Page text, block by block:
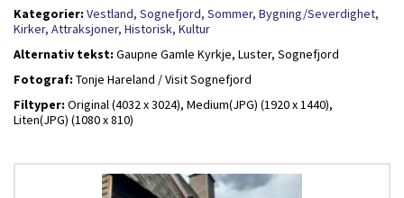
Kategorier: Vestland, Sognefjord, Sommer, Bygning/Severdighet,
Kirker, Attraksjoner, Historisk, Kultur
Alternativ tekst: Gaupne Gamle Kyrkje, Luster, Sognefjord
Fotograf: Tonje Hareland / Visit Sognefjord
Filtyper: Original (4032 x 3024), Medium(JPG) (1920 x 1440),
Liten(JPG) (1080 x 810)